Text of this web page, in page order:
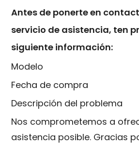
Antes de ponerte en
servicio de asistencia, ten
siguiente información:
Modelo
Fecha de compra
Descripción del problema
Nos comprometemos a
asistencia posible. Gracias